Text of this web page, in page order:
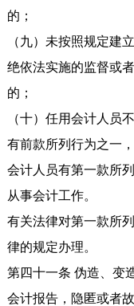
的；
（九）未按照规定建
绝依法实施的监督或
的；
（十）任用会计人员
有前款所列行为之一
会计人员有第一款所
从事会计工作。
有关法律对第一款所
律的规定办理。
第四十一条 伪造、变
会计报告，隐匿或者